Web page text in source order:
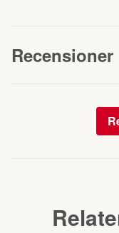
Recensioner